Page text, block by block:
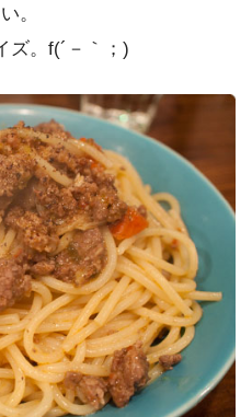
。
ズ。f(´－｀；)